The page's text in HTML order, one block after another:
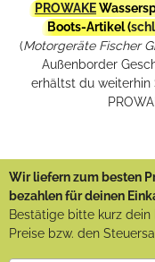
PROWAKE
Boots-Artikel (
(Motorgeräte Fischer
Außenborder
erhältst du weiterhin
Wir liefern zum besten
bezahlen für deinen
Bestätige bitte kurz
Preise bzw. den